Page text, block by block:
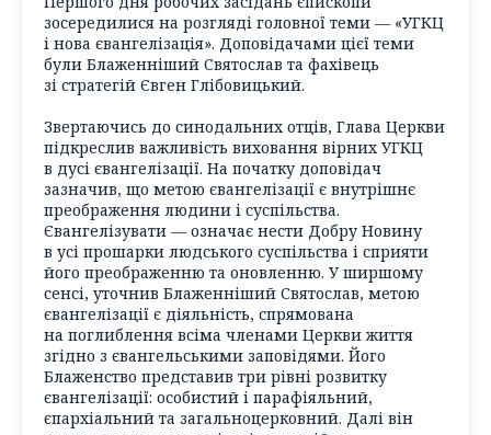
зосередилися на розгляді головної теми — «УГКЦ
і нова євангелізація». Доповідачами цієї теми
були Блаженніший Святослав та фахівець
зі стратегій Євген Глібовицький.
Звертаючись до синодальних отців, Глава Церкви
підкреслив важливість виховання вірних УГКЦ
в дусі євангелізації. На початку доповідач
зазначив, що метою євангелізації є внутрішнє
преображення людини і суспільства.
Євангелізувати — означає нести Добру Новину
в усі прошарки людського суспільства і сприяти
його преображенню та оновленню. У ширшому
сенсі, уточнив Блаженніший Святослав, метою
євангелізації є діяльність, спрямована
на поглиблення всіма членами Церкви життя
згідно з євангельськими заповідями. Його
Блаженство представив три рівні розвитку
євангелізації: особистий і парафіяльний,
єпархіальний та загальноцерковний. Далі він